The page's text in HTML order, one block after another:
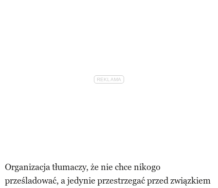
Organizacja tłumaczy, że nie chce nikogo
prześladować, a jedynie przestrzegać przed związkiem